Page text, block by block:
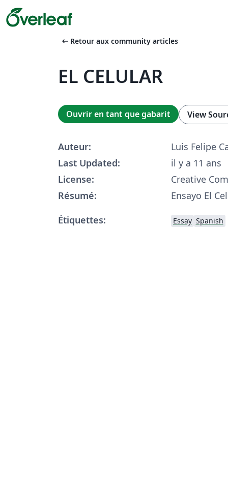
arrow_left_alt Retour aux community articles
EL CELULAR
Ouvrir en tant que gabarit View
Auteur:
Luis Felipe
Last Updated:
il y a 11 ans
License:
Creative
Résumé:
Ensayo El
Étiquettes:
Essay Spanish